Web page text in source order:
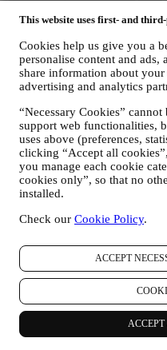
This website uses first- and
Cookies help us give you a
personalise content and ads,
share information about
advertising and analytics
“Necessary Cookies”
support web functionalities,
uses above (preferences,
clicking “Accept all
you manage each cookie
cookies only”, so that no
installed.
Check our Cookie Policy.
ACCEPT
2. QUI RECUEILLE VOS
proposés sur le Site web est
social est établi à Le Creuset
Bruxelles, Belgique.
Si vous acceptez de recevoir
notre part, vous ferez partie de
consommateurs du groupe Le
conjointement, par Le
siège social est situé à
représentant désigné dans
B62153630, dont les bureaux
08007 Barcelone, Espagne.
marketing globale et de
stratégie, ainsi que la
marketing et communication
les parties le devoir de traiter
sur vos données.
3. POURQUOI COLLECTONS-
Nous pouvons traiter vos